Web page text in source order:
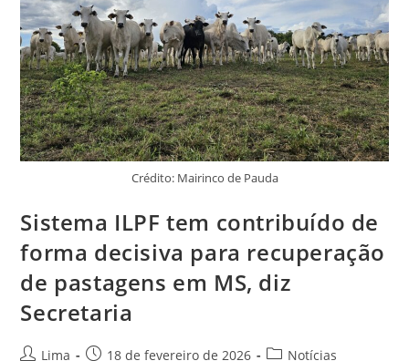
Crédito: Mairinco de Pauda
Sistema ILPF tem contribuído de
forma decisiva para recuperação
de pastagens em MS, diz
Secretaria
Lima 18 de fevereiro de 2026 Notícias